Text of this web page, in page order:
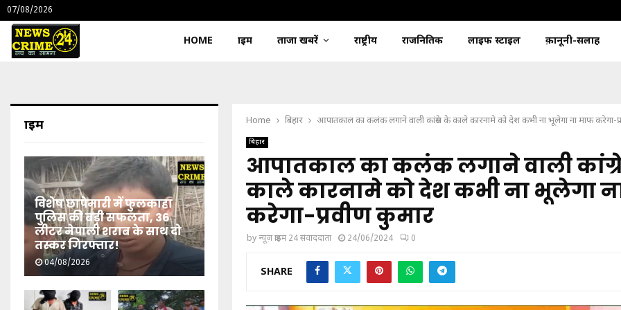
07/08/2026
HOME क्राइम ताजा खबरें राष्ट्रीय राजनितिक लाइफ स्टाइल क़ानूनी-सलाह
Home बिहार आपातकाल का कलंक लगाने वाली कांग्रेस के काले कारनामे को देश कभी ना भूलेगा ना माफ करेगा-
बिहार
आपातकाल का कलंक लगाने वाली
काले कारनामे को देश कभी ना भूलेगा
करेगा-प्रवीण कुमार
byन्यूज़ क्राइम 24 संवाददाता 24/06/2024 0
SHARE
क्राइम
विशेष छापेमारी में फुलकाहा
पुलिस की बड़ी सफलता, 36
लीटर नेपाली शराब के साथ दो
तस्कर गिरफ्तार!
04/08/2026